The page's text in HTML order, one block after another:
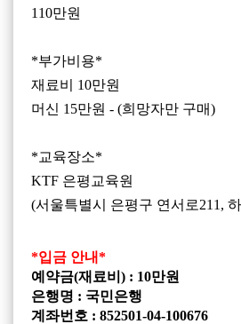
110만원
*부가비용*
재료비 10만원
머신 15만원 - (희망자만 구매)
*교육장소*
KTF 은평교육원
(서울특별시 은평구 연서로211,
*입금 안내*
예약금(재료비) : 10만원
은행명 : 국민은행
계좌번호 : 852501-04-100676